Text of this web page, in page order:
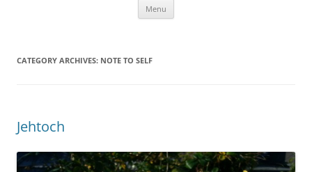
Menu
CATEGORY ARCHIVES: NOTE TO SELF
Jehtoch